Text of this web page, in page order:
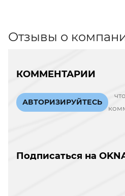
Отзывы о
КОММЕНТАРИИ
АВТОРИЗИРУЙТЕСЬ
Подписаться на